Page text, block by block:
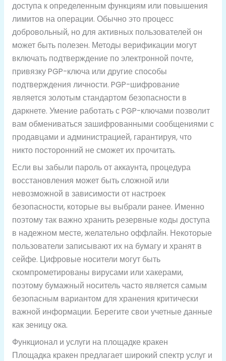
доступа к определенным функциям или повышения
лимитов на операции. Обычно это процесс
добровольный, но для активных пользователей он
может быть полезен. Методы верификации могут
включать подтверждение по электронной почте,
привязку PGP-ключа или другие способы
подтверждения личности. PGP-шифрование
является золотым стандартом безопасности в
даркнете. Умение работать с PGP-ключами позволит
вам обмениваться зашифрованными сообщениями с
продавцами и администрацией, гарантируя, что
никто посторонний не сможет их прочитать.
Если вы забыли пароль от аккаунта, процедура
восстановления может быть сложной или
невозможной в зависимости от настроек
безопасности, которые вы выбрали ранее. Именно
поэтому так важно хранить резервные коды доступа
в надежном месте, желательно оффлайн. Некоторые
пользователи записывают их на бумагу и хранят в
сейфе. Цифровые носители могут быть
скомпрометированы вирусами или хакерами,
поэтому бумажный носитель часто является самым
безопасным вариантом для хранения критически
важной информации. Берегите свои учетные данные
как зеницу ока.
Функционал и услуги на площадке кракен
Площадка кракен предлагает широкий спектр услуг и